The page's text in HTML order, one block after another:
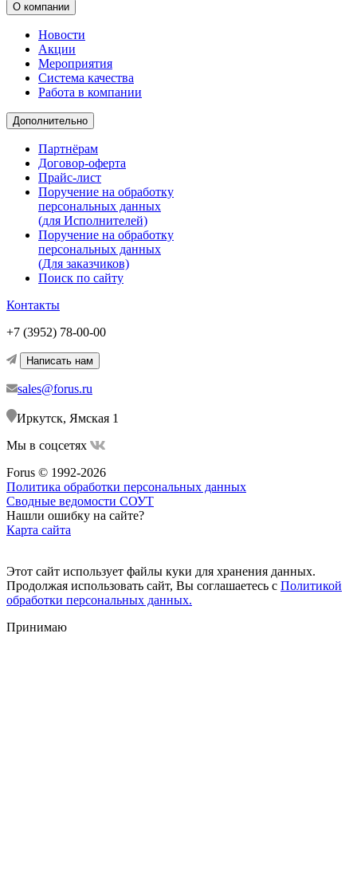
О компании
Новости
Акции
Мероприятия
Система качества
Работа в компании
Дополнительно
Партнёрам
Договор-оферта
Прайс-лист
Поручение на обработку
персональных данных
(для Исполнителей)
Поручение на обработку
персональных данных
(Для заказчиков)
Поиск по сайту
Контакты
+7 (3952) 78-00-00
Написать нам
sales@forus.ru
Иркутск, Ямская 1
Мы в соцсетях
Forus © 1992-2026
Политика обработки персональных данных
Сводные ведомости СОУТ
Нашли ошибку на сайте?
Карта сайта
Этот сайт использует файлы куки для хранения данных.
Продолжая использовать сайт, Вы соглашаетесь с Политикой
обработки персональных данных.
Принимаю